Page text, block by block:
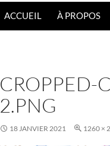
ACCUEIL À PROPOS
CROPPED-
2.PNG
18 JANVIER 2021 1260 ×